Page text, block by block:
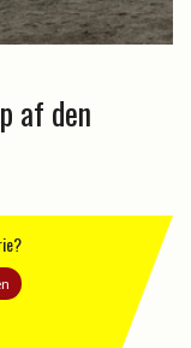
af den